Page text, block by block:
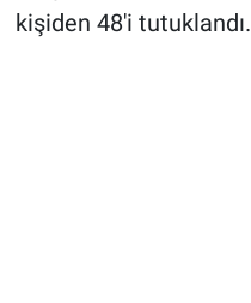
kişiden 48'i tutuklandı.